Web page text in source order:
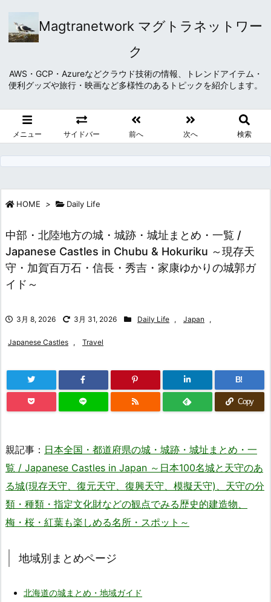
Magtranetwork マグトラネットワー
ク
AWS・GCP・Azureなどクラウド技術の情報、トレンドアイテム・
便利グッズや旅行・映画など多様性のあるトピックを紹介します。
メニュー サイドバー 前へ 次へ 検索
HOME > Daily Life
中部・北陸地方の城・城跡・城址まとめ・一覧 /
Japanese Castles in Chubu & Hokuriku ～現存天
守・加賀百万石・信長・秀吉・家康ゆかりの城郭ガ
イド～
3月 8, 2026 3月 31, 2026 Daily Life , Japan ,
Japanese Castles , Travel
B!
Copy
親記事： 日本全国・都道府県の城・城跡・城址まとめ・一
覧 / Japanese Castles in Japan ～日本100名城と天守のあ
る城(現存天守、復元天守、復興天守、模擬天守)、天守の分
類・種類・指定文化財などの観点でみる歴史的建造物、
梅・桜・紅葉も楽しめる名所・スポット～
地域別まとめページ
北海道の城まとめ・地域ガイド